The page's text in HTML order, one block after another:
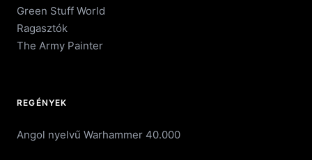
Green Stuff World
Ragasztók
The Army Painter
REGÉNYEK
Angol nyelvű Warhammer 40.000